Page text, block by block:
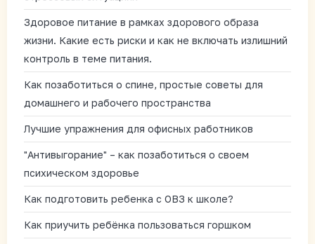
Здоровое питание в рамках здорового образа
жизни. Какие есть риски и как не включать излишний
контроль в теме питания.
Как позаботиться о спине, простые советы для
домашнего и рабочего пространства
Лучшие упражнения для офисных работников
"Антивыгорание" – как позаботиться о своем
психическом здоровье
Как подготовить ребенка с ОВЗ к школе?
Как приучить ребёнка пользоваться горшком